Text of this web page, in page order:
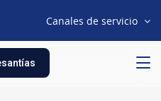
Canales de servicio